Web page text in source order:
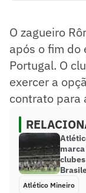
contrato para
Resumo
O zagueiro
após o fim do
Portugal. O
exercer a
contrato para
Atlético Mineiro